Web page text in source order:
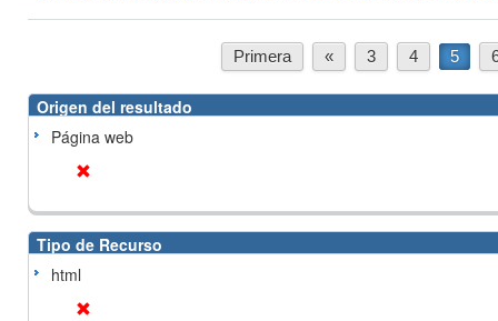
Primera « 3 4 5
Origen del resultado
Página web
Tipo de Recurso
html